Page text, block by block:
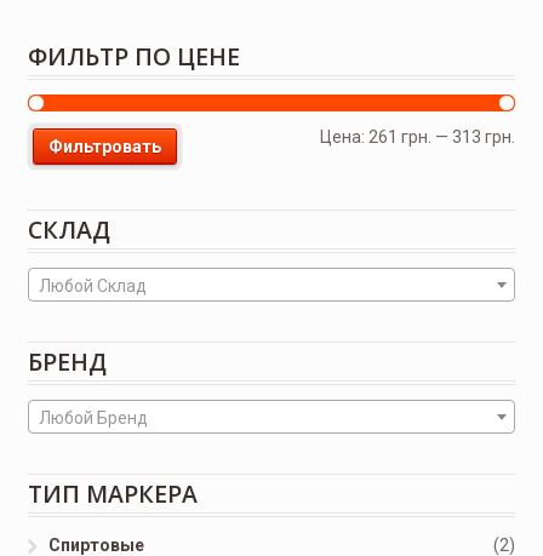
ФИЛЬТР ПО ЦЕНЕ
Фильтровать
Цена: 261 грн. —313 грн.
СКЛАД
Любой Склад
БРЕНД
Любой Бренд
ТИП МАРКЕРА
Спиртовые
(2)